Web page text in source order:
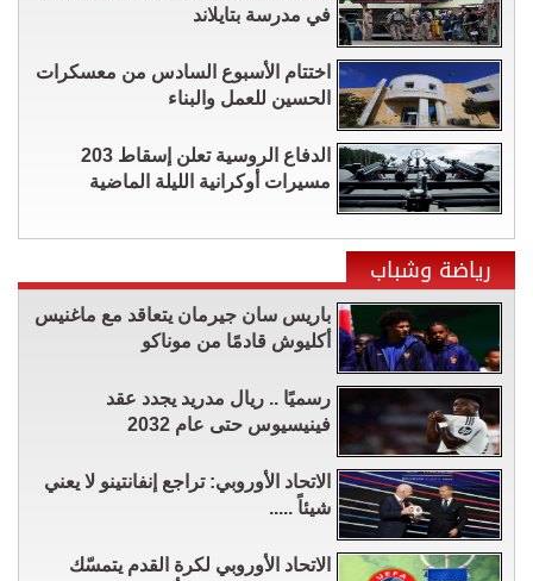
في مدرسة بتايلاند
اختتام الأسبوع السادس من معسكرات
الحسين للعمل والبناء
الدفاع الروسية تعلن إسقاط 203
مسيرات أوكرانية الليلة الماضية
رياضة وشباب
باريس سان جيرمان يتعاقد مع ماغنيس
أكليوش قادمًا من موناكو
رسميًا .. ريال مدريد يجدد عقد
فينيسيوس حتى عام 2032
الاتحاد الأوروبي: تراجع إنفانتينو لا يعني
شيئاً .....
الاتحاد الأوروبي لكرة القدم يتمسّك